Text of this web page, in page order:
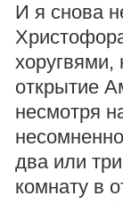
И я снова
открытие
несмотря
два или
комнату в